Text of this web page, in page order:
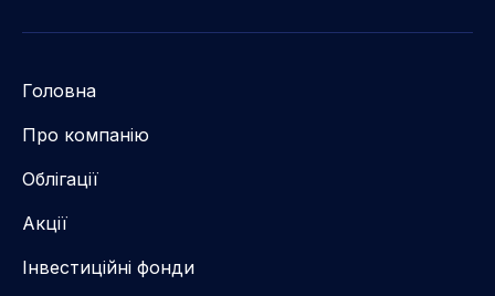
Головна
Про компанію
Облігації
Акції
Інвестиційні фонди